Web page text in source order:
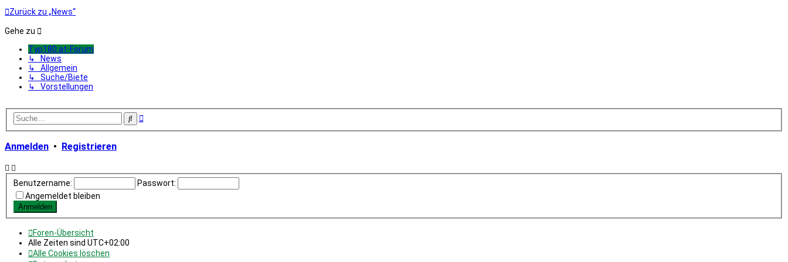
Zurück zu „News“
Gehe zu
Typ180.at-Forum
↳ News
↳ Allgemein
↳ Suche/Biete
↳ Vorstellungen
SucheErweiterte
Anmelden • Registrieren
Benutzername:
Passwort:
Angemeldet bleiben
Foren-Übersicht
Alle Zeiten sind UTC+02:00
Alle Cookies löschen